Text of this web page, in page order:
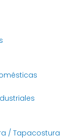
/ Tapacostura